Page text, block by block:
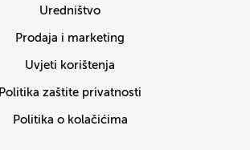
Uredništvo
Prodaja i marketing
Uvjeti korištenja
Politika zaštite privatnosti
Politika o kolačićima